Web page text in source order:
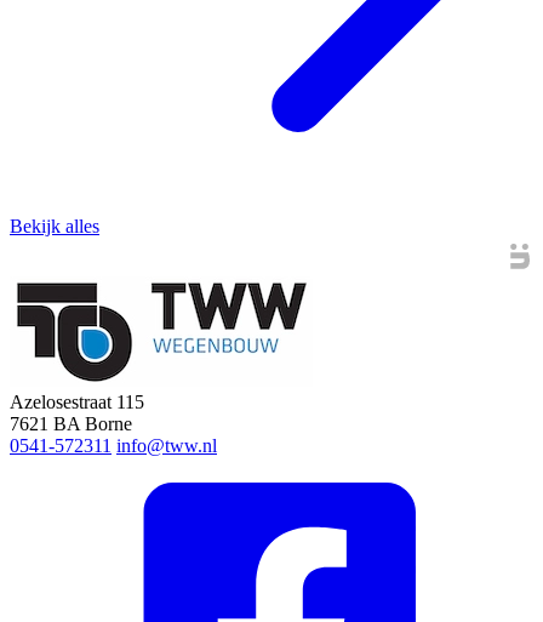
Bekijk alles
Azelosestraat 115
7621 BA Borne
0541-572311 info@tww.nl